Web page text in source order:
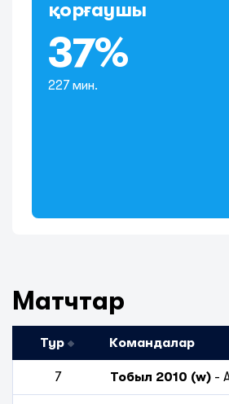
қорғаушы
37%
227 мин.
Матчтар
Тур Командалар
7 Тобыл 2010 (w) -